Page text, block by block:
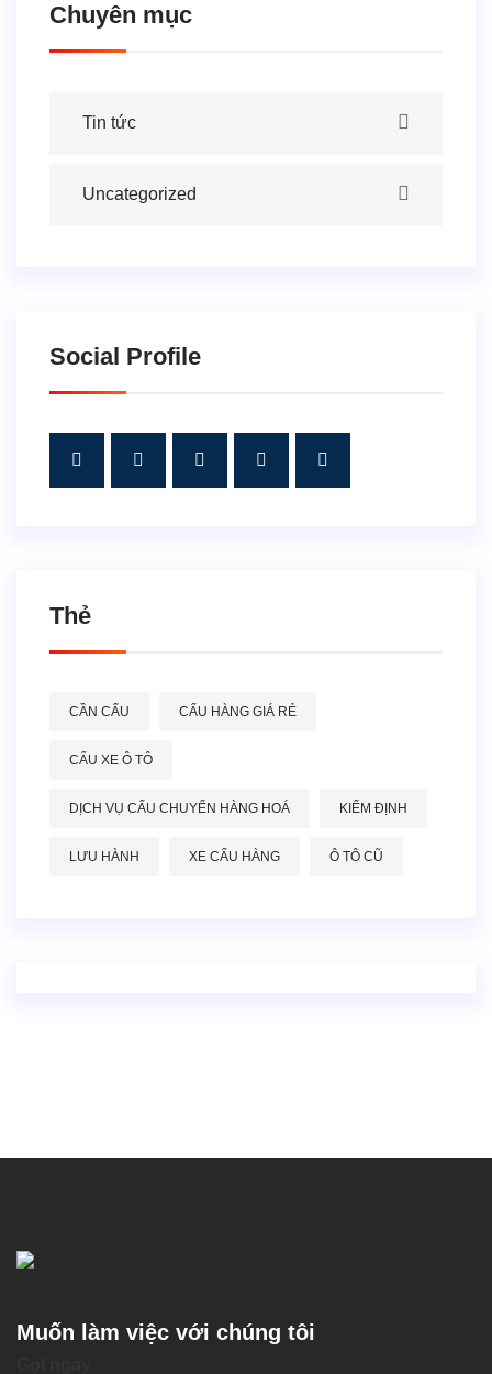
Chuyên mục
Tin tức
Uncategorized
Social Profile
Thẻ
CẦN CẨU CẨU HÀNG GIÁ RẺ
CẨU XE Ô TÔ
DỊCH VỤ CẨU CHUYỂN HÀNG HOÁ KIỂM ĐỊNH
LƯU HÀNH XE CẨU HÀNG Ô TÔ CŨ
Muốn làm việc với chúng tôi